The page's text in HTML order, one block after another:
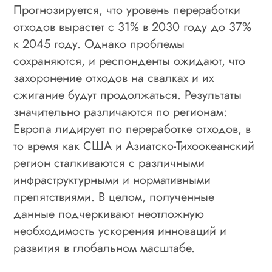
Прогнозируется, что уровень переработки
отходов вырастет с 31% в 2030 году до 37%
к 2045 году. Однако проблемы
сохраняются, и респонденты ожидают, что
захоронение отходов на свалках и их
сжигание будут продолжаться. Результаты
значительно различаются по регионам:
Европа лидирует по переработке отходов, в
то время как США и Азиатско-Тихоокеанский
регион сталкиваются с различными
инфраструктурными и нормативными
препятствиями. В целом, полученные
данные подчеркивают неотложную
необходимость ускорения инноваций и
развития в глобальном масштабе.